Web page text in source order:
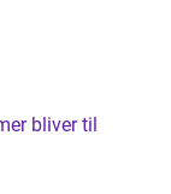
bliver til